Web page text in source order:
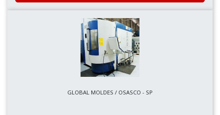
GLOBAL MOLDES / OSASCO - SP